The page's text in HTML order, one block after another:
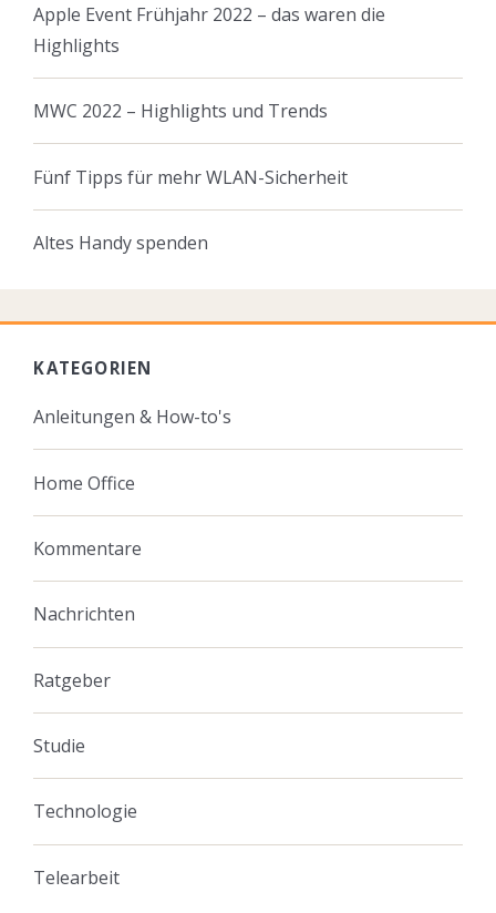
Apple Event Frühjahr 2022 – das waren die
Highlights
MWC 2022 – Highlights und Trends
Fünf Tipps für mehr WLAN-Sicherheit
Altes Handy spenden
KATEGORIEN
Anleitungen & How-to's
Home Office
Kommentare
Nachrichten
Ratgeber
Studie
Technologie
Telearbeit